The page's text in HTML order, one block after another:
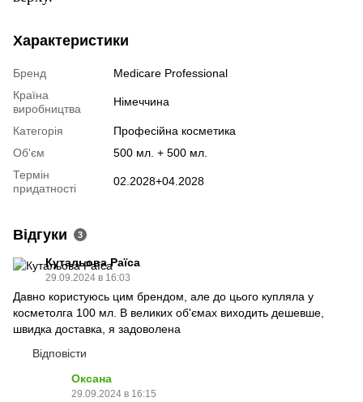
Характеристики
Бренд
Medicare Professional
Країна
виробництва
Німеччина
Категорія
Професійна косметика
Об'єм
500 мл. + 500 мл.
Термін
придатності
02.2028+04.2028
Відгуки 3
Кутальова Раїса
29.09.2024 в 16:03
Давно користуюсь цим брендом, але до цього купляла у
косметолга 100 мл. В великих об'ємах виходить дешевше,
швидка доставка, я задоволена
Відповісти
Оксана
29.09.2024 в 16:15